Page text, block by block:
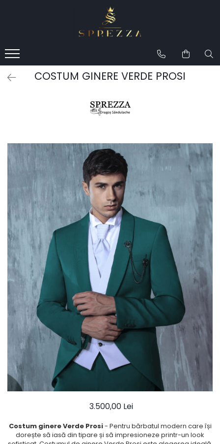
Costume de mire 2026
Redingotă bărbați
Frac bărbați
Costume la comandă
Paltoane bărbați
Lavalieră costum
Butoni cămașă mire
Papioane bărbați
Ace Pin pentru Guler Cămașă
Rochii de mireasă 2027
Pantofi de mireasă
Costume damă elegante
Vesta la comanda
COSTUM GINERE VERDE PROSI
3.500,00 Lei
Costum ginere Verde Prosi- Pentru bărbatul modern care își
dorește să iasă din tipare și să impresioneze printr-un look